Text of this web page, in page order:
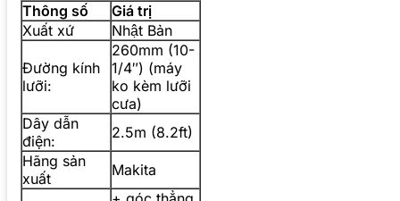
Thông số
Giá trị
Xuất xứ
Nhật Bản
Đường kính
lưỡi:
260mm (10-
1/4″) (máy
ko kèm lưỡi
cưa)
Dây dẫn
điện:
2.5m (8.2ft)
Hãng sản
xuất
Makita